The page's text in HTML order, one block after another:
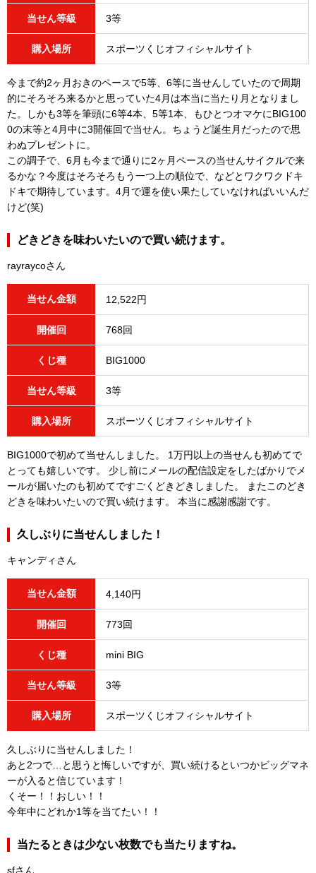
当せん等級 3等
購入場所 スポーツくじオフィシャルサイト
今まで約2ヶ月おきのペースで5等、6等に当せんしていたので周期
的にそろそろ来るかと思っていた4月は本当に当たり月となりまし
た。しかも3等を筆頭に6等4本、5等1本、もひとつオマケにBIG100
0の末等と4月中に3開催回で当せん。ちょうど誕生月だったので思
わぬプレゼントに。
この調子で、6月も今まで通りに2ヶ月ペースの当せんサイクルで来
るかな？今度はそろそろもう一つ上の順位で、などとワクワクドキ
ドキで期待しています。4月で運を使い果たしていなければいいんだ
けど(笑)
どきどきを味わいたいので買い続けます。
rayraycoさん
当せん金額 12,522円
開催回 768回
くじ種 BIG1000
当せん等級 3等
購入場所 スポーツくじオフィシャルサイト
BIG1000で初めて当せんしました。 1万円以上の当せんも初めてで
とっても嬉しいです。 少し前にメールの配信設定をしたばかりでメ
ールが届いたのも初めてですごくどきどきしました。 またこのどき
どきを味わいたいので買い続けます。 本当に感謝感謝です。
久しぶりに当せんしました！
キャンディさん
当せん金額 4,140円
開催回 773回
くじ種 mini BIG
当せん等級 3等
購入場所 スポーツくじオフィシャルサイト
久しぶりに当せんしました！
あと2つで…と思うと悔しいですが、買い続けるといつかビッグマネ
ーが入ると信じています！
くそー！！おしい！！
今年中にどれか1等を当てたい！！
当たるときは少ない枚数でも当たりますね。
sfさん